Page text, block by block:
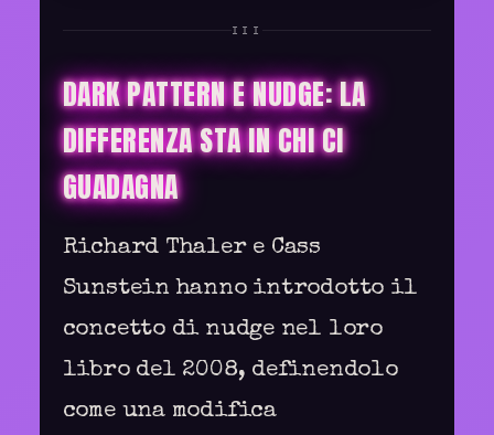
III
DARK PATTERN E NUDGE: LA
DIFFERENZA STA IN CHI CI
GUADAGNA
Richard Thaler e Cass
Sunstein hanno introdotto il
concetto di nudge nel loro
libro del 2008, definendolo
come una modifica